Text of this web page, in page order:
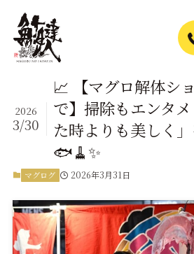
📈 【マグロ解体シ
で】掃除もエンタ
た時よりも美しく
🐟🧹✨
2026
3/30
マグログ 2026年3月31日